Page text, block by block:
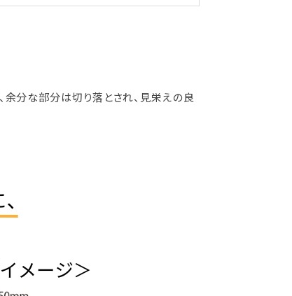
余分な部分は切り落とされ、見栄えの良